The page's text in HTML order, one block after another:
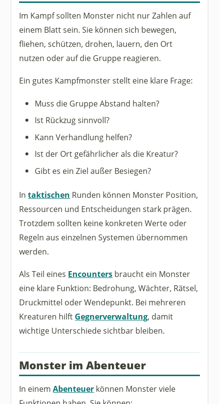
Im Kampf sollten Monster nicht nur Zahlen auf
einem Blatt sein. Sie können sich bewegen,
fliehen, schützen, drohen, lauern, den Ort
nutzen oder auf die Gruppe reagieren.
Ein gutes Kampfmonster stellt eine klare Frage:
Muss die Gruppe Abstand halten?
Ist Rückzug sinnvoll?
Kann Verhandlung helfen?
Ist der Ort gefährlicher als die Kreatur?
Gibt es ein Ziel außer Besiegen?
Intaktischen Runden können Monster Position,
Ressourcen und Entscheidungen stark prägen.
Trotzdem sollten keine konkreten Werte oder
Regeln aus einzelnen Systemen übernommen
werden.
Als Teil eines Encounters braucht ein Monster
eine klare Funktion: Bedrohung, Wächter, Rätsel,
Druckmittel oder Wendepunkt. Bei mehreren
Kreaturen hilft Gegnerverwaltung, damit
wichtige Unterschiede sichtbar bleiben.
Monster im Abenteuer
In einemAbenteuer können Monster viele